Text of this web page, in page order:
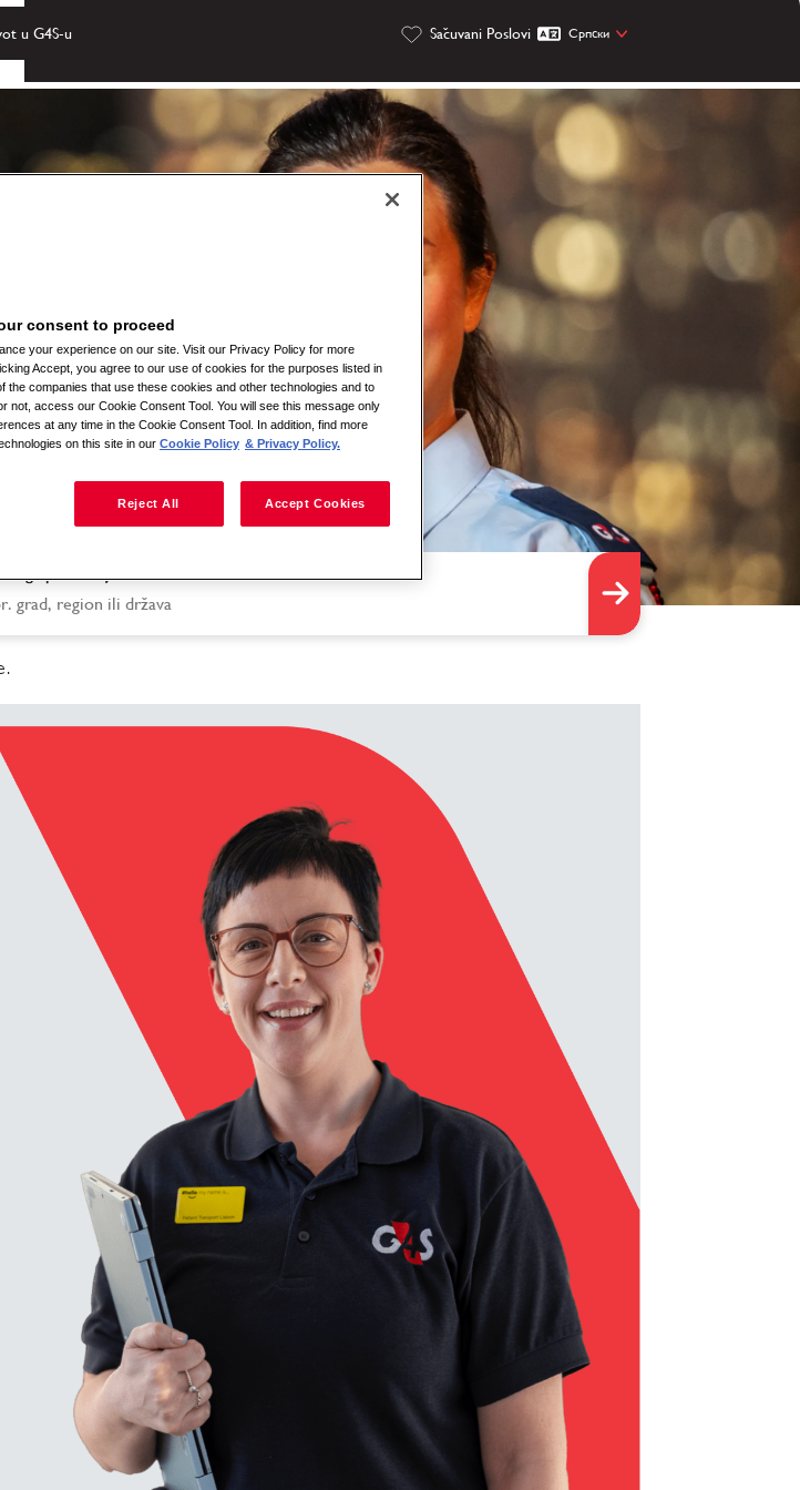
u G4S-u Sačuvani Poslovi Cрпски
po lokaciji
consent to proceed
your experience on our site. Visit our Privacy Policy for more
Accept, you agree to our use of cookies for the purposes listed in
the companies that use these cookies and other technologies and to
not, access our Cookie Consent Tool. You will see this message only
at any time in the Cookie Consent Tool. In addition, find more
on this site in our Cookie Policy & Privacy Policy.
Reject All Accept Cookies